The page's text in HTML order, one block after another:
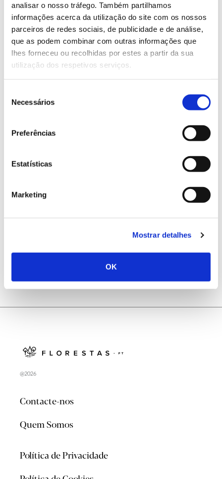
analisar o nosso tráfego. Também partilhamos
informações acerca da utilização do site com os nossos
parceiros de redes sociais, de publicidade e de análise,
que as podem combinar com outras informações que
lhes forneceu ou recolhidas por estes a partir da sua
utilização dos respetivos serviços.
Necessários
Preferências
Estatísticas
Marketing
Mostrar detalhes
OK
13.07.2026
Genoma do priolo e de outras espécies em risco:
conhecer para conservar
Registar galhas de Trichi em acácia-das-espigas:
25.06.2026
Natureza e florestas procuram jovens voluntários
@2026
Contacte-nos
Quem Somos
Política de Privacidade